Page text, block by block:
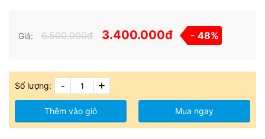
Giá: 6.500.000đ 3.400.000đ - 48%
Số lượng: - +
Thêm vào giỏ Mua ngay